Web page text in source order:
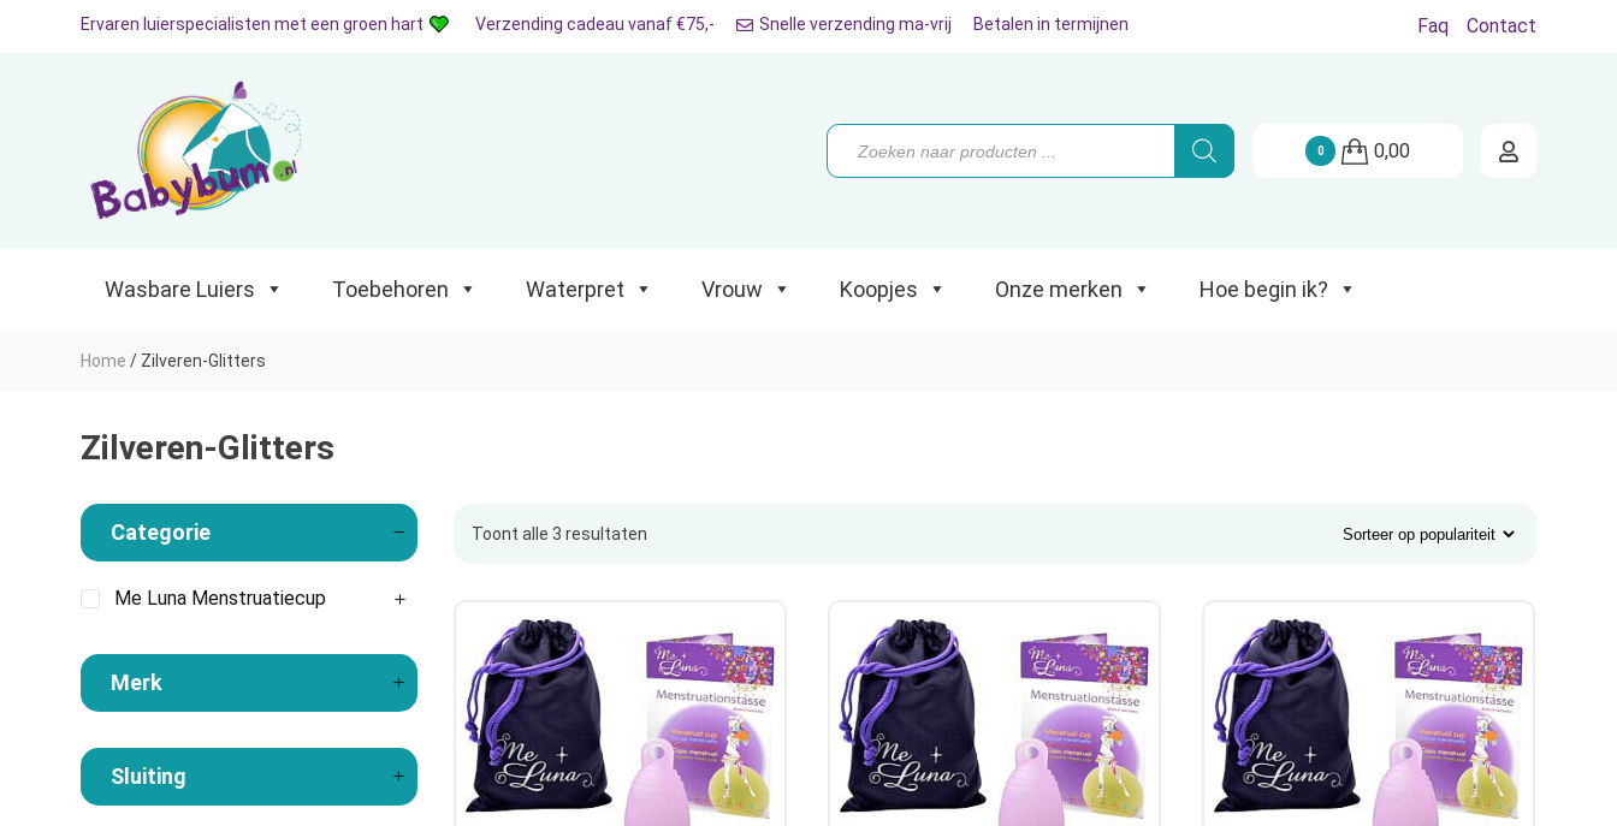
Wasbare Luiers Toebehoren Koopjes Onze merken Hoe begin ik?
Ervaren luierspecialisten met een groen hart Verzending cadeau vanaf €75,- Snelle verzending ma-vrij Betalen in termijnen Faq Contact
Producten
zoeken
0 0,00
Wasbare Luiers Toebehoren Waterpret Vrouw Koopjes Onze merken Hoe begin ik?
Home / Zilveren-Glitters
Zilveren-Glitters
Categorie
Me Luna Menstruatiecup
Merk
Sluiting
Toont alle 3 resultaten